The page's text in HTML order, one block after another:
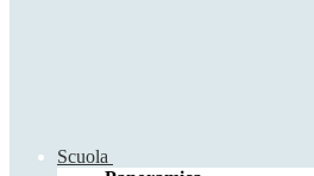
Scuola